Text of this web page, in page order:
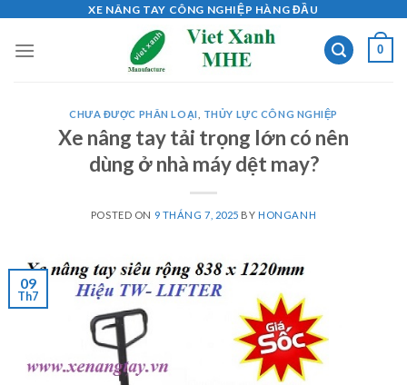
content
XE NÂNG TAY CÔNG NGHIỆP HÀNG ĐẦU
0
CHƯA ĐƯỢC PHÂN LOẠI THỦY LỰC CÔNG NGHIỆP
Xe nâng tay tải trọng lớn có nên
dùng ở nhà máy dệt may?
POSTED ON 9 THÁNG 7, 2025 BYHONGANH
09
Th7